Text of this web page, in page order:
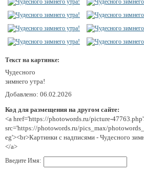
Текст на картинке:
Чудесного
зимнего утра!
Добавлено: 06.02.2026
Код для размещения на другом сайте:
<a href='https://photowords.ru/picture-
src='https://photowords.ru/pics_max/
eg'><br>Картинки с надписями - Чудесного
</a>
Введите Имя: